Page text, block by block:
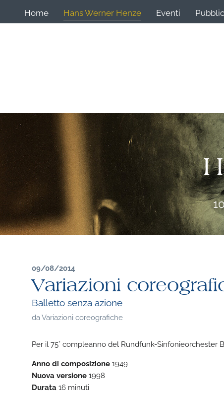
Home Hans Werner Henze Eventi
09/08/2014
Variazioni
Balletto senza azione
da Variazioni coreografiche
Per il 75° compleanno del Rundfunk-Sinfonieorchester
Anno di composizione1949
Nuova versione1998
Durata 16 minuti